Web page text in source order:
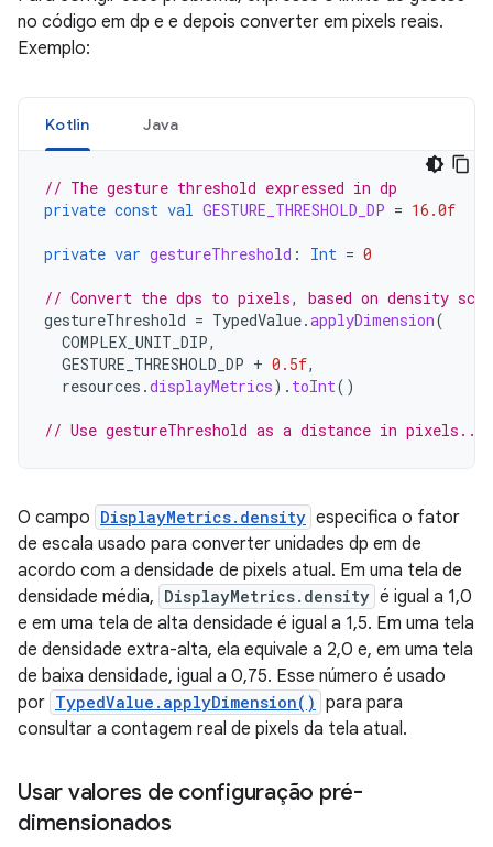
no código em dp e e depois converter em pixels reais.
Exemplo:
Kotlin Java
// The gesture threshold expressed in dp
private const val GESTURE_THRESHOLD_DP = 16.0f
private var gestureThreshold : Int = 0
// Convert the dps to pixels, based on density
gestureThreshold = TypedValue.applyDimension(
COMPLEX_UNIT_DIP,
GESTURE_THRESHOLD_DP + 0.5f,
resources .displayMetrics). toInt()
// Use gestureThreshold as a distance in pixels...
O campo DisplayMetrics.density especifica o fator
de escala usado para converter unidades dp em de
acordo com a densidade de pixels atual. Em uma tela de
densidade média, DisplayMetrics.density é igual a 1,0
e em uma tela de alta densidade é igual a 1,5. Em uma tela
de densidade extra-alta, ela equivale a 2,0 e, em uma tela
de baixa densidade, igual a 0,75. Esse número é usado
por TypedValue.applyDimension() para para
consultar a contagem real de pixels da tela atual.
Usar valores de configuração pré-
dimensionados